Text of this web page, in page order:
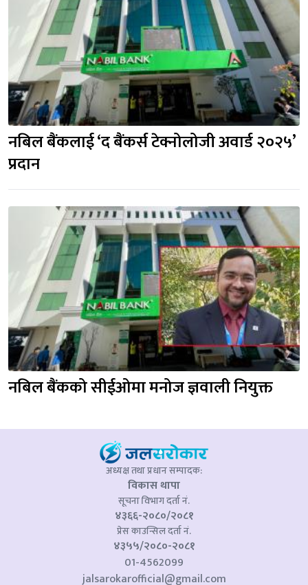
नबिल बैंकलाई ‘द बैंकर्स टेक्नोलोजी अवार्ड २०२५’
प्रदान
नबिल बैंकको सीईओमा मनोज ज्ञवाली नियुक्त
अध्यक्ष तथा प्रधान सम्पादक:
विकास थापा
सूचना विभाग दर्ता नं.
४३६६-२०८०/२०८१
प्रेस काउन्सिल दर्ता नं.
४३५५/२०८०-२०८१
01-4562099
jalsarokarofficial@gmail.com